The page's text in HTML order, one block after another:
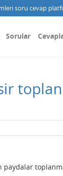
soru cevap
Sorular
paydalar